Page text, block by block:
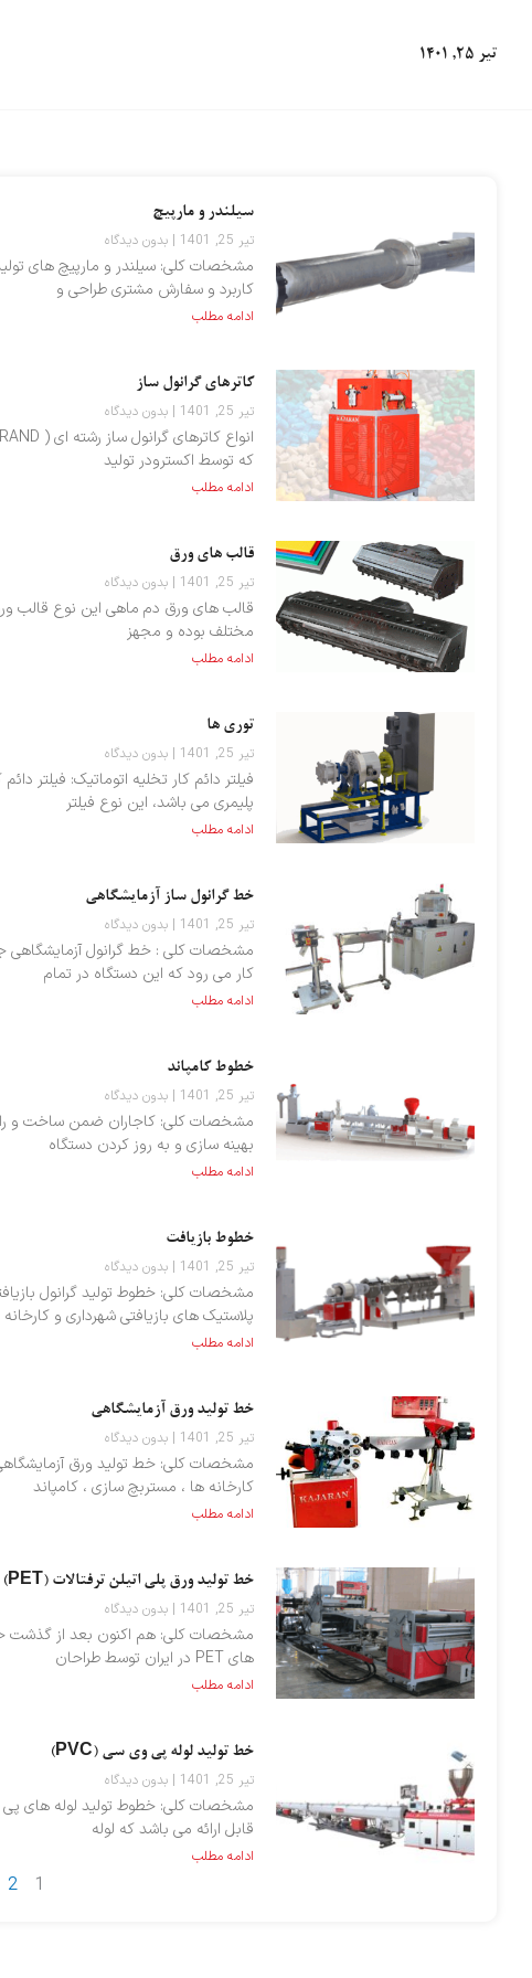
تیر 25, 1401
سیلندر و مارپیچ
تیر 25, 1401 بدون دیدگاه
مشخصات کلی: سیلندر و مارپیچ های
کاربرد و سفارش مشتری طراحی و
ادامه مطلب
کاترهای گرانول ساز
تیر 25, 1401 بدون دیدگاه
که توسط اکسترودر تولید
ادامه مطلب
قالب های ورق
تیر 25, 1401 بدون دیدگاه
قالب های ورق دم ماهی این نوع قالب
مختلف بوده و مجهز
ادامه مطلب
توری ها
تیر 25, 1401 بدون دیدگاه
فیلتر دائم کار تخلیه اتوماتیک: فیلتر
پلیمری می باشد، این نوع فیلتر
ادامه مطلب
خط گرانول ساز آزمایشگاهی
تیر 25, 1401 بدون دیدگاه
مشخصات کلی : خط گرانول آزمایشگاهی
کار می رود که این دستگاه در تمام
ادامه مطلب
خطوط کامپاند
تیر 25, 1401 بدون دیدگاه
مشخصات کلی: کاجاران ضمن ساخت و راه
بهینه سازی و به روز کردن دستگاه
ادامه مطلب
خطوط بازیافت
تیر 25, 1401 بدون دیدگاه
مشخصات کلی: خطوط تولید گرانول
پلاستیک های بازیافتی شهرداری و
ادامه مطلب
خط تولید ورق آزمایشگاهی
تیر 25, 1401 بدون دیدگاه
کارخانه ها ، مستربچ سازی ، کامپاند
ادامه مطلب
خط تولید ورق پلی اتیلن ترفتالات (PET)
تیر 25, 1401 بدون دیدگاه
های PET در ایران توسط طراحان
ادامه مطلب
خط تولید لوله پی وی سی (PVC)
تیر 25, 1401 بدون دیدگاه
قابل ارائه می باشد که لوله
ادامه مطلب
1
2